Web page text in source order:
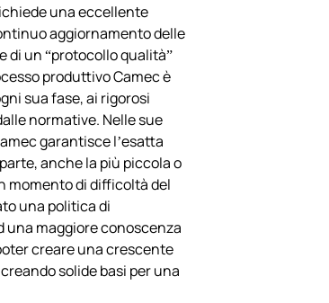
una eccellente
aggiornamento delle
di un “protocollo qualità”
produttivo Camec è
sua fase, ai rigorosi
normative. Nelle sue
garantisce l’esatta
anche la più piccola o
momento di difficoltà del
una politica di
maggiore conoscenza
creare una crescente
solide basi per una